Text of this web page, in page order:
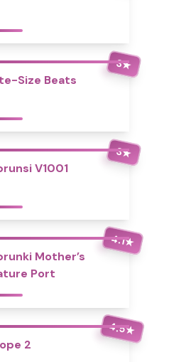
3★
Size Beats
3★
V1001
4.1★
Mother’s
Port
4.5★
2